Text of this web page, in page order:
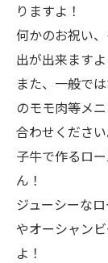
りますよ！
何かのお祝い
出が出来ますよ
また、一般で
のモモ肉等メ
合わせください
子牛で作るロ
ん！
ジューシーな
やオーシャン
よ！